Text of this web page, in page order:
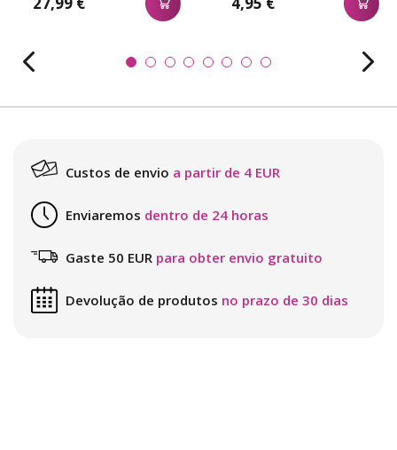
Custos de envio a partir de 4 EUR
Enviaremos dentro de 24 horas
Gaste 50 EUR para obter envio gratuito
Devolução de produtos no prazo de 30 dias